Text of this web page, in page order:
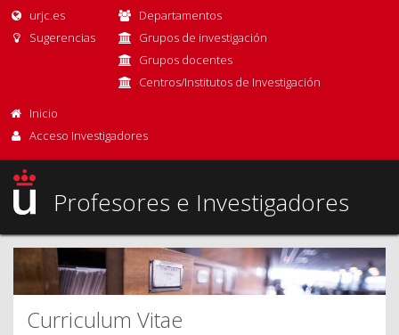
urjc.es
Sugerencias
Departamentos
Grupos de investigación
Grupos docentes
Centros/Institutos de Investigación
Inicio
Acceso Investigadores
Profesores e Investigadores
Curriculum Vitae